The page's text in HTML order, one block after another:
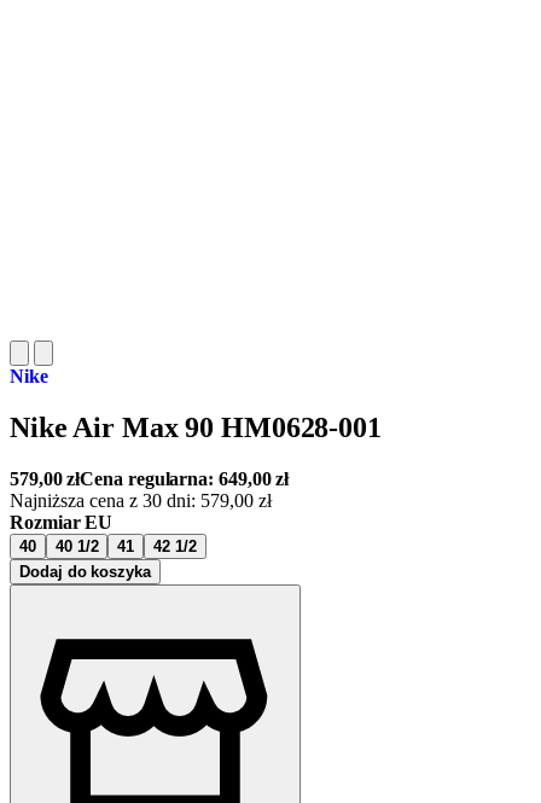
Nike
Nike Air Max 90 HM0628-001
579,00złCena regularna:649,00zł
Najniższa cena z 30 dni: 579,00 zł
Rozmiar EU
40 40 1/2 41
42 1/2
Dodaj do koszyka